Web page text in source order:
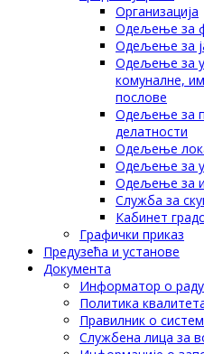
Организација
Одељење за
Одељење за
Одељење за
комуналне,
послове
Одељење за
делатности
Одељење
Одељење за
Одељење за
Служба за
Кабинет
Графички приказ
Предузећа и установе
Документа
Информатор о раду
Политика
Правилник о
Службена лица за